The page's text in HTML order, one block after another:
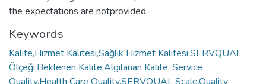
the expectations are notprovided.
Keywords
Kalite,Hizmet Kalitesi,Sağlık Hizmet Kalitesi,SERVQUAL
Ölçeği,Beklenen Kalite,Algılanan Kalite, Service